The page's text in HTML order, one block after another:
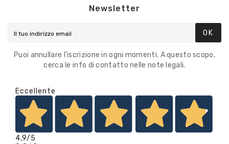
Newsletter
OK
Puoi annullare l'iscrizione in ogni momenti. A questo scopo,
cerca le info di contatto nelle note legali.
Eccellente
4,9/5